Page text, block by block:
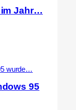
im Jahr…
95